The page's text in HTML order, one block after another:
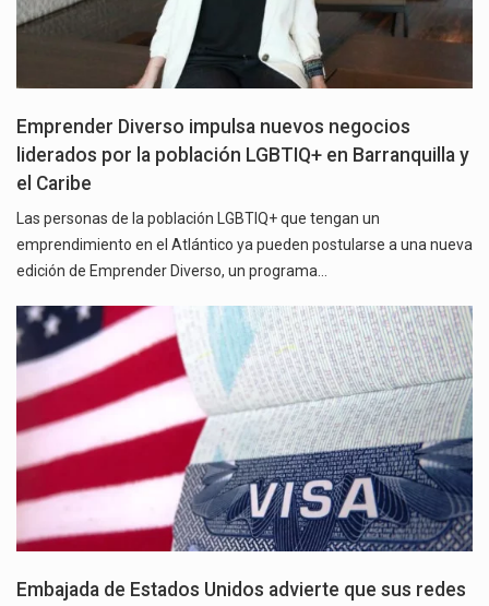
Emprender Diverso impulsa nuevos negocios
liderados por la población LGBTIQ+ en Barranquilla y
el Caribe
Las personas de la población LGBTIQ+ que tengan un
emprendimiento en el Atlántico ya pueden postularse a una nueva
edición de Emprender Diverso, un programa…
Embajada de Estados Unidos advierte que sus redes